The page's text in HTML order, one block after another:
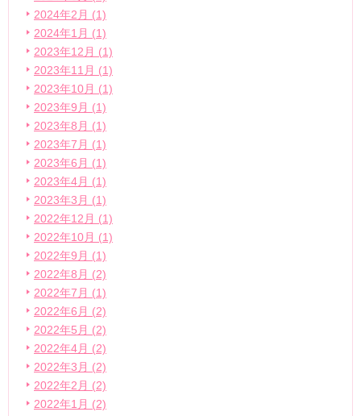
2024年2月 (1)
2024年1月 (1)
2023年12月 (1)
2023年11月 (1)
2023年10月 (1)
2023年9月 (1)
2023年8月 (1)
2023年7月 (1)
2023年6月 (1)
2023年4月 (1)
2023年3月 (1)
2022年12月 (1)
2022年10月 (1)
2022年9月 (1)
2022年8月 (2)
2022年7月 (1)
2022年6月 (2)
2022年5月 (2)
2022年4月 (2)
2022年3月 (2)
2022年2月 (2)
2022年1月 (2)